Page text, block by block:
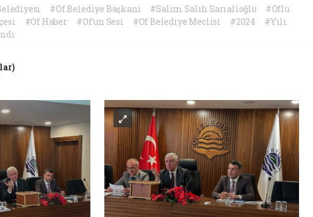
#Of Belediye Başkanı #Salim Salih Sarıalioğlu
#Oflu
#Of Haber #Of'un Sesi #Of Belediye Meclisi #2024
#Yılı